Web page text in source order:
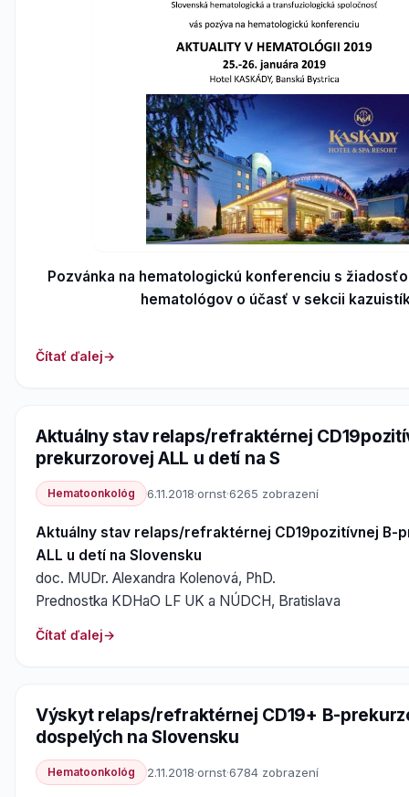
Pozvánka na hematologickú konferenciu s
hematológov o účasť v sekcii
Čítať ďalej
Aktuálny stav relaps/refraktérnej
prekurzorovej ALL u detí na S
Hematoonkológ 6.11.2018·ornst·6265 zobrazení
Aktuálny stav relaps/refraktérnej CD19pozitívnej B-
ALL u detí na Slovensku
doc. MUDr. Alexandra Kolenová, PhD.
Prednostka KDHaO LF UK a NÚDCH, Bratislava
Čítať ďalej
Výskyt relaps/refraktérnej CD19+ B-
dospelých na Slovensku
Hematoonkológ 2.11.2018·ornst·6784 zobrazení